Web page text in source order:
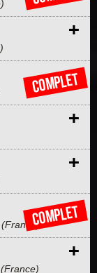
+
+
COMPLET
+
+
(France) +
COMPLET
(France) +